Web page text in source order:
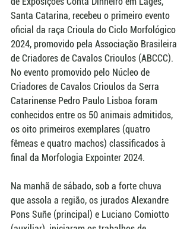
Santa Catarina, recebeu o primeiro evento
oficial da raça Crioula do Ciclo Morfológico
2024, promovido pela Associação Brasileira
de Criadores de Cavalos Crioulos (ABCCC).
No evento promovido pelo Núcleo de
Criadores de Cavalos Crioulos da Serra
Catarinense Pedro Paulo Lisboa foram
conhecidos entre os 50 animais admitidos,
os oito primeiros exemplares (quatro
fêmeas e quatro machos) classificados à
final da Morfologia Expointer 2024.
Na manhã de sábado, sob a forte chuva
que assola a região, os jurados Alexandre
Pons Suñe (principal) e Luciano Comiotto